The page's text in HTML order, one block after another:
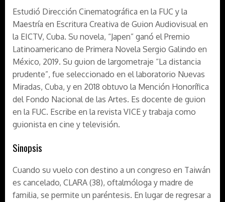
Estudió Dirección Cinematográfica en la FUC y la
Maestría en Escritura Creativa de Guion Audiovisual en
la EICTV, Cuba. Su novela, “Japen” ganó el Premio
Latinoamericano de Primera Novela Sergio Galindo en
México, 2019. Su guion de largometraje “La distancia
prudente”, fue seleccionado en el laboratorio Nuevas
Miradas, Cuba, y en 2018 obtuvo la Mención Honorífica
del Fondo Nacional de las Artes. Es docente de guion
en la FUC. Escribe en la revista VICE y trabaja como
guionista en cine y televisión.
Sinopsis
Cuando su vuelo con destino a un congreso en Taiwán
es cancelado, CLARA (38), oftalmóloga y madre de
familia, se permite un paréntesis. En lugar de regresar a